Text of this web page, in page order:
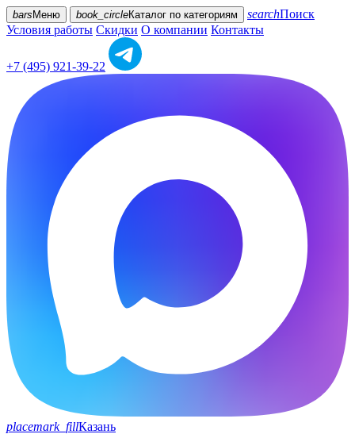
bars Меню book_circleКаталог по категориям searchПоиск
Условия работы Скидки О компании Контакты
+7 (495) 921-39-22
placemark_fillКазань